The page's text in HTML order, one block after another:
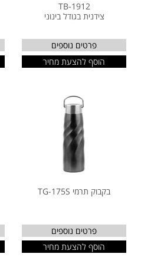
TB-1912
צידנית בגודל בינוני
פרטים נוספים
הוסף להצעת מחיר
בקבוק תרמי TG-175S
פרטים נוספים
הוסף להצעת מחיר